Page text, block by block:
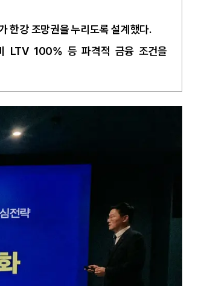
한강 조망권을 누리도록 설계했다.
LTV 100% 등 파격적 금융 조건을